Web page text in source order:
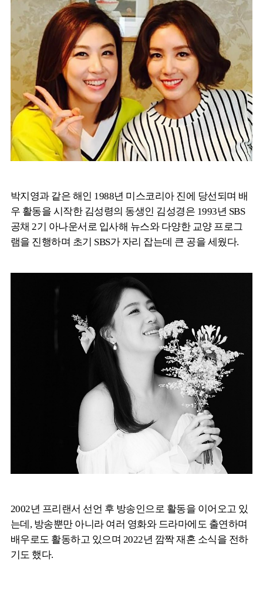
박지영과 같은 해인 1988년 미스코리아 진에 당선되며 배
우 활동을 시작한 김성령의 동생인 김성경은 1993년 SBS
공채 2기 아나운서로 입사해 뉴스와 다양한 교양 프로그
램을 진행하며 초기 SBS가 자리 잡는데 큰 공을 세웠다.
2002년 프리랜서 선언 후 방송인으로 활동을 이어오고 있
는데, 방송뿐만 아니라 여러 영화와 드라마에도 출연하며
배우로도 활동하고 있으며 2022년 깜짝 재혼 소식을 전하
기도 했다.